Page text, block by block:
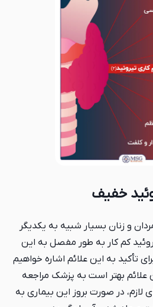
خفیف
و زنان بسیار شبیه به یکدیگر
کم کار به طور مفصل به این
تأکید به این علائم اشاره خواهیم
بهتر است به پزشک مراجعه
لازم، در صورت بروز این بیماری به